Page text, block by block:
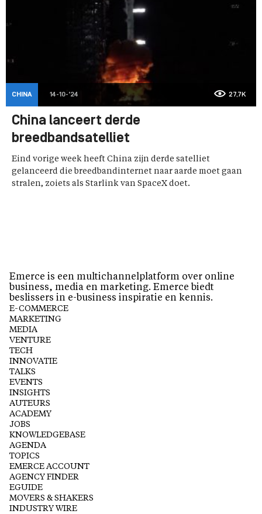
CHINA 14-10-'24 27,7K
China lanceert derde
breedbandsatelliet
Eind vorige week heeft China zijn derde satelliet
gelanceerd die breedbandinternet naar aarde moet gaan
stralen, zoiets als Starlink van SpaceX doet.
Emerce is een multichannelplatform over online
business, media en marketing. Emerce biedt
beslissers in e-business inspiratie en kennis.
E-COMMERCE
MARKETING
MEDIA
VENTURE
TECH
INNOVATIE
TALKS
EVENTS
INSIGHTS
AUTEURS
ACADEMY
JOBS
KNOWLEDGEBASE
AGENDA
TOPICS
EMERCE ACCOUNT
AGENCY FINDER
EGUIDE
MOVERS & SHAKERS
INDUSTRY WIRE